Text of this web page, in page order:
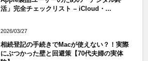
活」完全チェックリスト – iCloud・...
2026/03/27
相続登記の手続きでMacが使えない？！実際
にぶつかった壁と回避策【70代夫婦の実体